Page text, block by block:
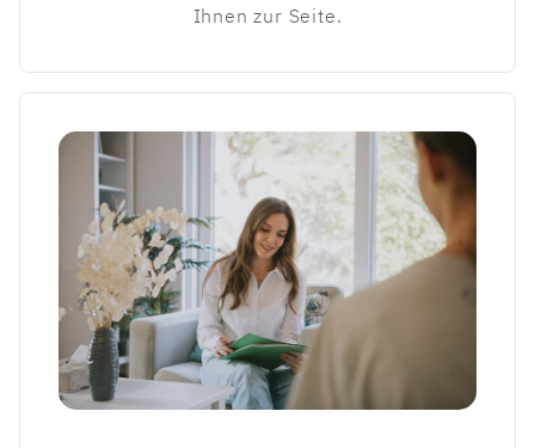
Ihnen zur Seite.